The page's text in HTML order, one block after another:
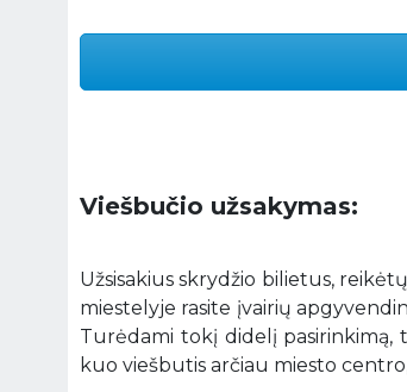
Viešbučio užsakymas:
Užsisakius skrydžio bilietus,
miestelyje rasite įvairių
Turėdami tokį didelį pasirinkimą,
kuo viešbutis arčiau miesto